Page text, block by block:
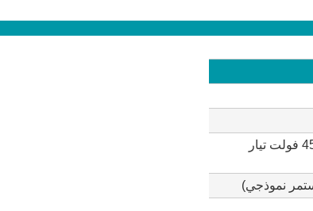
360-430 فولت تيار مستمر (الحد الأقصى: 450 فولت تيار